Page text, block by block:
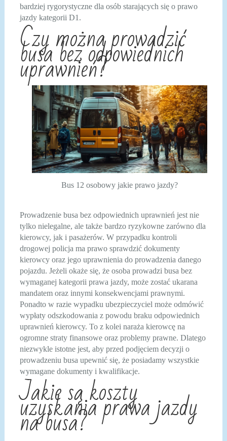
bardziej rygorystyczne dla osób starających się o prawo
jazdy kategorii D1.
Czy można prowadzić
busa bez odpowiednich
uprawnień?
Bus 12 osobowy jakie prawo jazdy?
Prowadzenie busa bez odpowiednich uprawnień jest nie
tylko nielegalne, ale także bardzo ryzykowne zarówno dla
kierowcy, jak i pasażerów. W przypadku kontroli
drogowej policja ma prawo sprawdzić dokumenty
kierowcy oraz jego uprawnienia do prowadzenia danego
pojazdu. Jeżeli okaże się, że osoba prowadzi busa bez
wymaganej kategorii prawa jazdy, może zostać ukarana
mandatem oraz innymi konsekwencjami prawnymi.
Ponadto w razie wypadku ubezpieczyciel może odmówić
wypłaty odszkodowania z powodu braku odpowiednich
uprawnień kierowcy. To z kolei naraża kierowcę na
ogromne straty finansowe oraz problemy prawne. Dlatego
niezwykle istotne jest, aby przed podjęciem decyzji o
prowadzeniu busa upewnić się, że posiadamy wszystkie
wymagane dokumenty i kwalifikacje.
Jakie są koszty
uzyskania prawa jazdy
na busa?